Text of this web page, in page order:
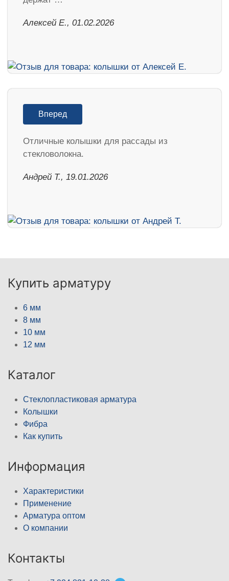
Алексей Е., 01.02.2026
Вперед
Отличные колышки для рассады из
стекловолокна.
Андрей Т., 19.01.2026
Купить арматуру
6 мм
8 мм
10 мм
12 мм
Каталог
Стеклопластиковая арматура
Колышки
Фибра
Как купить
Информация
Характеристики
Применение
Арматура оптом
О компании
Контакты